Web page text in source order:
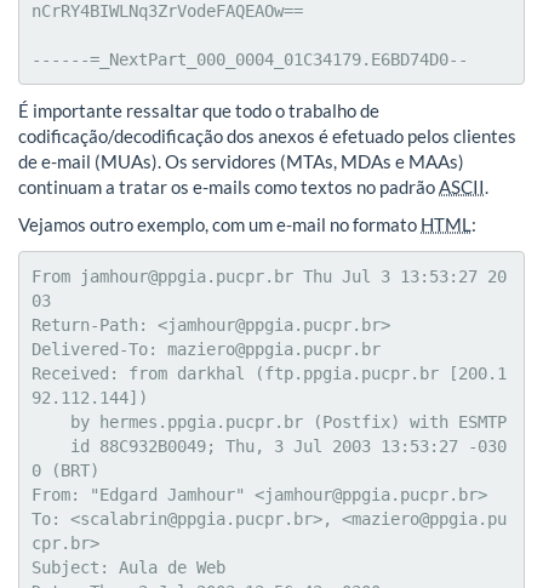
nCrRY4BIWLNq3ZrVodeFAQEAOw==
------=_NextPart_000_0004_01C34179.E6BD74D0--
É importante ressaltar que todo o trabalho de
codificação/decodificação dos anexos é efetuado pelos clientes
de e-mail (MUAs). Os servidores (MTAs, MDAs e MAAs)
continuam a tratar os e-mails como textos no padrãoASCII.
Vejamos outro exemplo, com um e-mail no formato HTML:
From jamhour@ppgia.pucpr.br Thu Jul 3 13:53:27 20
03
Return-Path: <jamhour@ppgia.pucpr.br>
Delivered-To: maziero@ppgia.pucpr.br
Received: from darkhal (ftp.ppgia.pucpr.br [200.1
92.112.144])
0 (BRT)
From: "Edgard Jamhour" <jamhour@ppgia.pucpr.br>
To: <scalabrin@ppgia.pucpr.br>, <maziero@ppgia.pu
cpr.br>
Subject: Aula de Web